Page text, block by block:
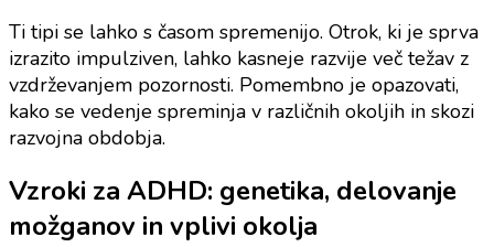
Ti tipi se lahko s časom spremenijo. Otrok, ki je sprva
izrazito impulziven, lahko kasneje razvije več težav z
vzdrževanjem pozornosti. Pomembno je opazovati,
kako se vedenje spreminja v različnih okoljih in skozi
razvojna obdobja.
Vzroki za ADHD: genetika, delovanje
možganov in vplivi okolja